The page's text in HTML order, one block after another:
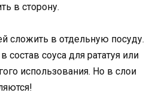
в сторону.
сложить в отдельную посуду.
соуса для рататуя или
использования. Но в слои